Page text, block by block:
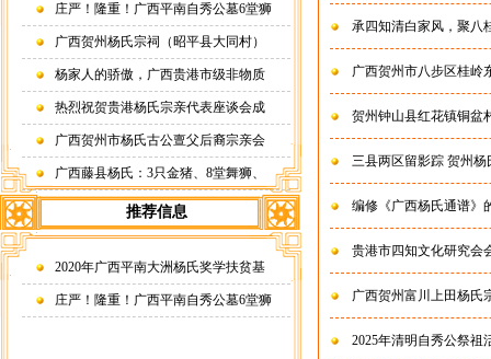
庄严！隆重！广西平南自秀公墓6堂狮
广西贺州杨氏宗祠（昭平县大同村）
杨家人的骄傲，广西贵港市级非物质
热烈祝贺贵港杨氏宗亲代表座谈会成
广西贺州市杨氏古公亶父后裔宗亲会
广西藤县杨氏：3只金猪、8堂舞狮、
推荐信息
2020年广西平南大洲杨氏奖学扶贫基
庄严！隆重！广西平南自秀公墓6堂狮
承四知清白家风，聚八
广西贺州市八步区桂岭
贺州钟山县红花镇铜盆
三县两区留影踪 贺州
编修《广西杨氏通谱》
贵港市四知文化研究
广西贺州富川上田杨氏
2025年清明自秀公祭祖